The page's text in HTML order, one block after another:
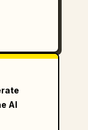
AI